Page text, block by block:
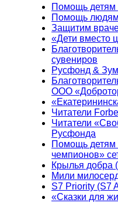
Помощь детям
Помощь людям
Защитим
«Дети вместо
сувениров
Русфонд &
ООО
Читатели
Читатели
Русфонда
Помощь детям
чемпионов»
Крылья добра
Мили
S7 Priority (S7
«Сказки для